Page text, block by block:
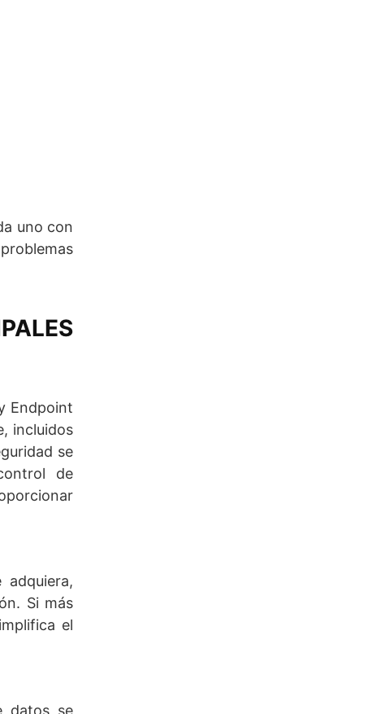
uno con
Endpoint
incluidos
se
de
Si más
el
datos se